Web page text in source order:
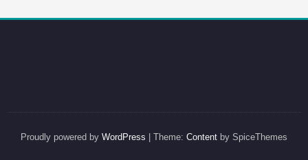
Proudly powered by WordPress | Theme: Content by SpiceThemes